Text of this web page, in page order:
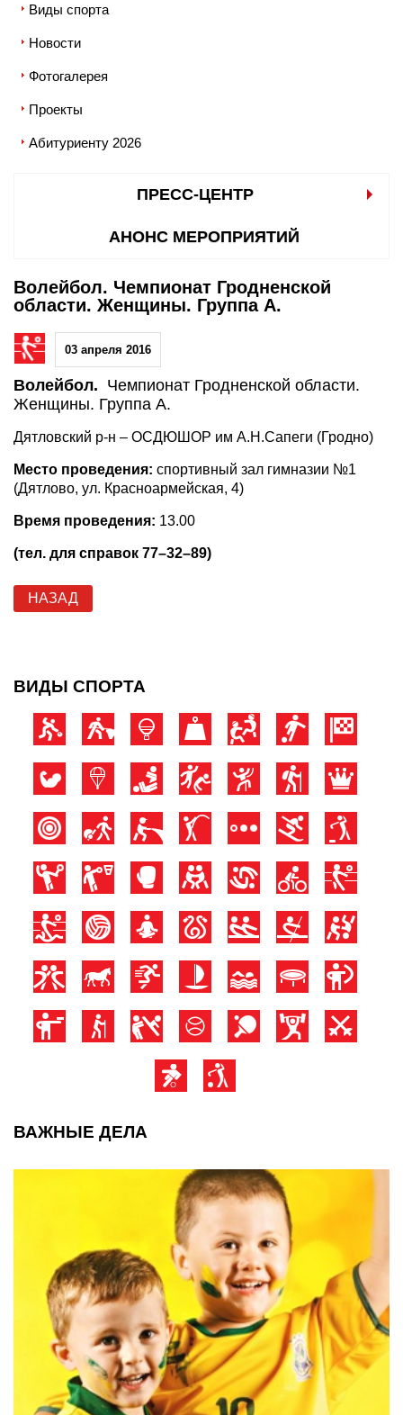
Виды спорта
Новости
Фотогалерея
Проекты
Абитуриенту 2026
ПРЕСС-ЦЕНТР
АНОНС МЕРОПРИЯТИЙ
Волейбол. Чемпионат Гродненской
области. Женщины. Группа А.
03 апреля 2016
Волейбол. Чемпионат Гродненской области.
Женщины. Группа А.
Дятловский р-н – ОСДЮШОР им А.Н.Сапеги (Гродно)
Место проведения: спортивный зал гимназии №1
(Дятлово, ул. Красноармейская, 4)
Время проведения: 13.00
(тел. для справок 77–32–89)
НАЗАД
ВИДЫ СПОРТА
ВАЖНЫЕ ДЕЛА